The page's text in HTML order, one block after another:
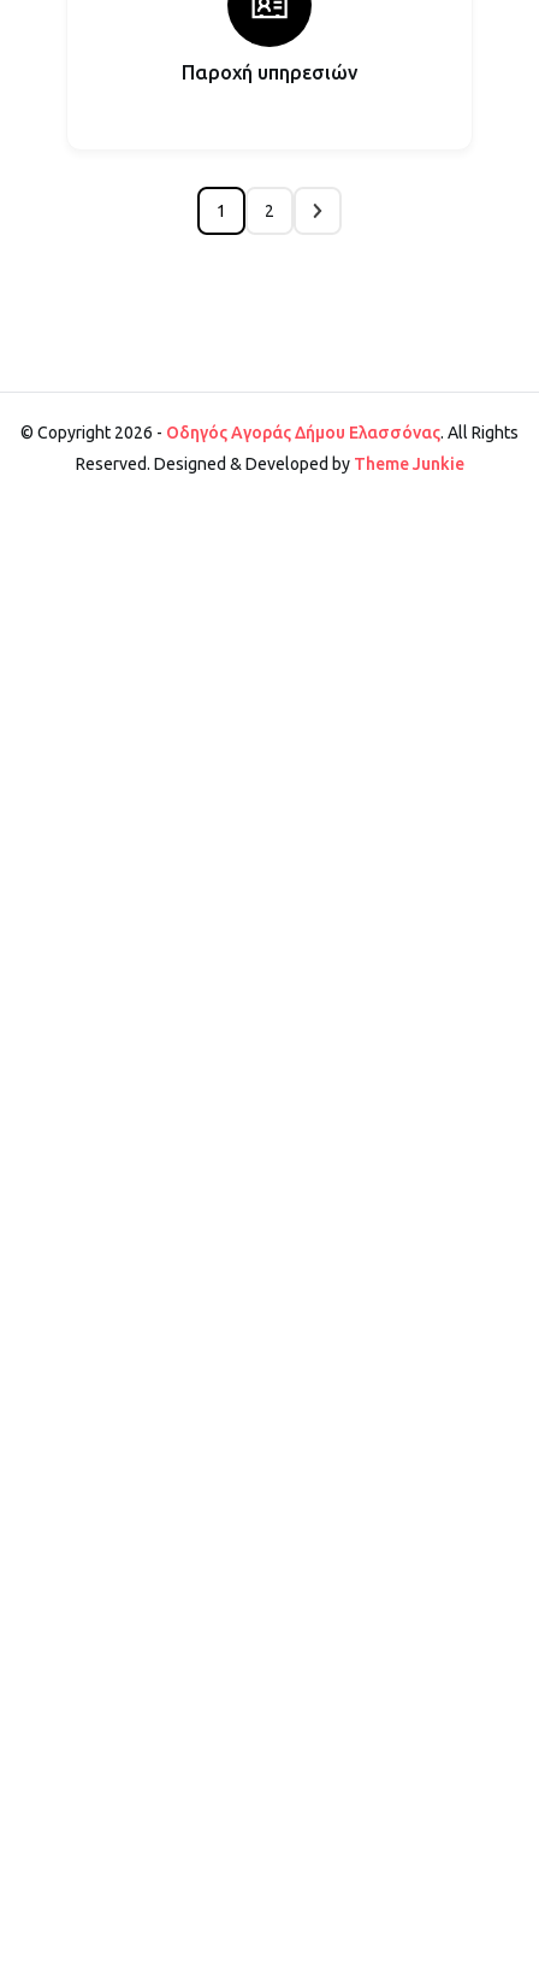
Παροχή υπηρεσιών
1 2
© Copyright 2026 - Οδηγός Αγοράς Δήμου Ελασσόνας. All Rights
Reserved. Designed & Developed by Theme Junkie